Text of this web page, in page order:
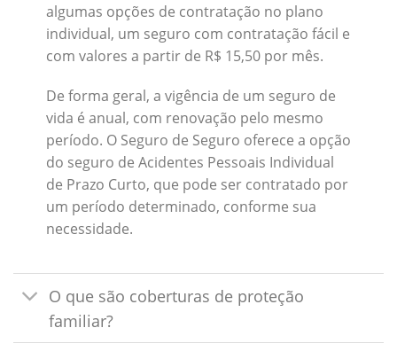
algumas opções de contratação no plano
individual, um seguro com contratação fácil e
com valores a partir de R$ 15,50 por mês.
De forma geral, a vigência de um seguro de
vida é anual, com renovação pelo mesmo
período. O Seguro de Seguro oferece a opção
do seguro de Acidentes Pessoais Individual
de Prazo Curto, que pode ser contratado por
um período determinado, conforme sua
necessidade.
O que são coberturas de proteção
familiar?